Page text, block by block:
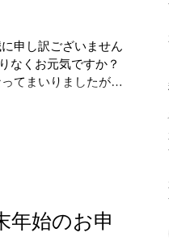
申し訳ございません
なくお元気ですか？
てまいりましたが、
年始のお申